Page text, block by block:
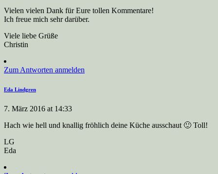
Vielen vielen Dank für Eure tollen Kommentare!
Ich freue mich sehr darüber.
Viele liebe Grüße
Christin
Zum Antworten anmelden
Eda Lindgren
7. März 2016 at 14:33
Hach wie hell und knallig fröhlich deine Küche ausschaut 🙂 Toll!
LG
Eda